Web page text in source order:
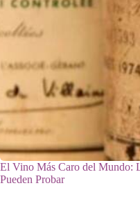
El Vino Más Caro del Mundo:
Pueden Probar